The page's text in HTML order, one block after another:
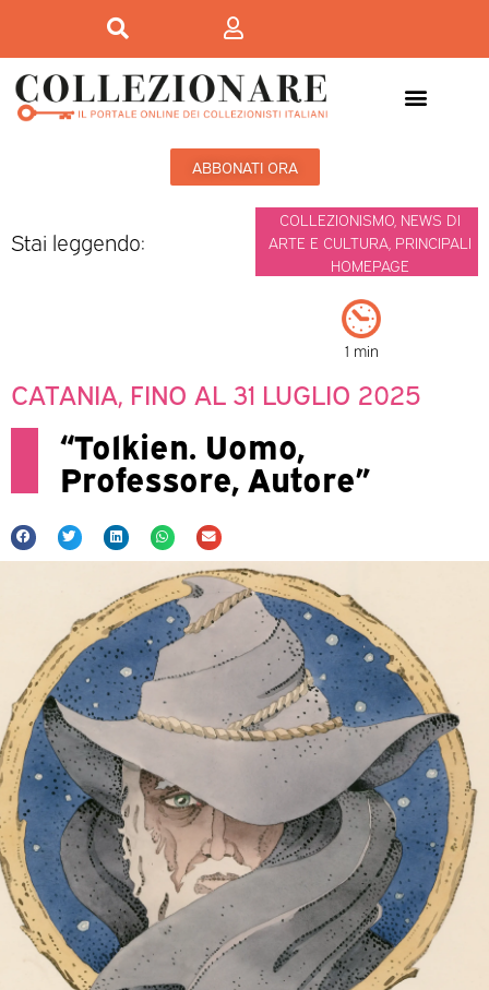
ABBONATI ORA
Stai leggendo:
COLLEZIONISMO, NEWS DI
ARTE E CULTURA, PRINCIPALI
HOMEPAGE
1 min
CATANIA, FINO AL 31 LUGLIO 2025
“Tolkien. Uomo,
Professore, Autore”